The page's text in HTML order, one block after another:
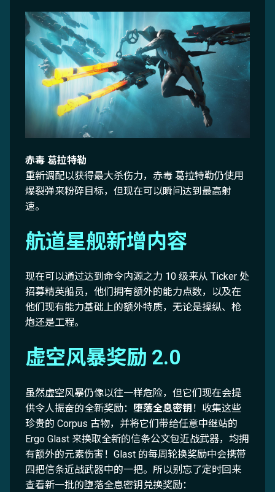
赤毒 葛拉特勒
重新调配以获得最大杀伤力，赤毒 葛拉特勒仍使用
爆裂弹来粉碎目标，但现在可以瞬间达到最高射
速。
航道星舰新增内容
现在可以通过达到命令内源之力 10 级来从 Ticker 处
招募精英船员，他们拥有额外的能力点数，以及在
他们现有能力基础上的额外特质，无论是操纵、枪
炮还是工程。
虚空风暴奖励 2.0
虽然虚空风暴仍像以往一样危险，但它们现在会提
供令人振奋的全新奖励： 堕落全息密钥 ！收集这些
珍贵的 Corpus 古物，并将它们带给任意中继站的
Ergo Glast 来换取全新的信条公文包近战武器，均拥
有额外的元素伤害！Glast 的每周轮换奖励中会携带
四把信条近战武器中的一把。所以别忘了定时回来
查看新一批的堕落全息密钥兑换奖励：